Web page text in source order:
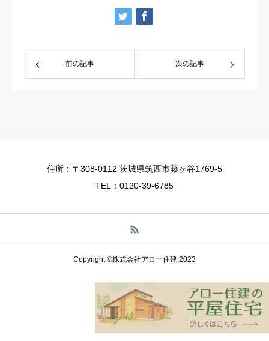
前の記事 次の記事
住所：〒308-0112 茨城県筑西市藤ヶ谷1769-5
TEL：0120-39-6785
Copyright ©株式会社アロー住建 2023